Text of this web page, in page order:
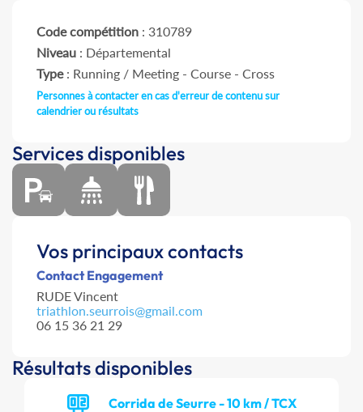
Code compétition : 310789
Niveau : Départemental
Type: Running / Meeting - Course - Cross
Personnes à contacter en cas d'erreur de contenu sur
calendrier ou résultats
Services disponibles
Vos principaux contacts
Contact Engagement
RUDE Vincent
triathlon.seurrois@gmail.com
06 15 36 21 29
Résultats disponibles
Corrida de Seurre - 10 km / TCX